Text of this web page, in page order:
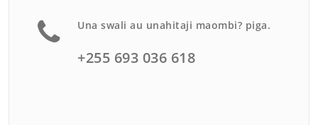
Una swali au unahitaji maombi? piga.
+255 693 036 618